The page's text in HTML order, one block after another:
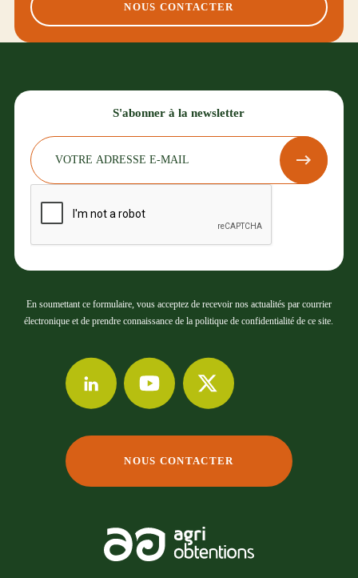
NOUS CONTACTER
S'abonner à la newsletter
En soumettant ce formulaire, vous acceptez de recevoir nos actualités par courrier
électronique et de prendre connaissance de la politique de confidentialité de ce site.
NOUS CONTACTER